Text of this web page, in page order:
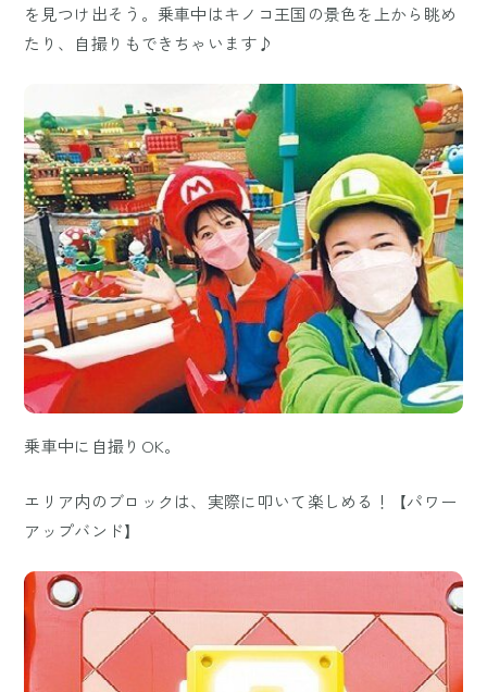
を見つけ出そう。乗車中はキノコ王国の景色を上から眺め
たり、自撮りもできちゃいます♪
乗車中に自撮りOK。
エリア内のブロックは、実際に叩いて楽しめる！【パワー
アップバンド】